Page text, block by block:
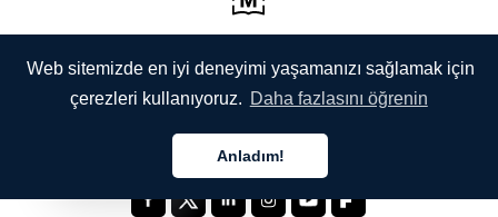
Web sitemizde en iyi deneyimi yaşamanızı sağlamak için
çerezleri kullanıyoruz. Daha fazlasını öğrenin
Anladım!
Türkçe